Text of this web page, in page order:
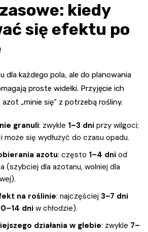
kiedy
się efektu po
dla każdego pola, ale do planowania
proste widełki. Przyjęcie ich
„minie się” z potrzebą rośliny.
granuli: zwykle 1–3 dni przy wilgoci;
może się wydłużyć do czasu opadu.
azotu: często 1–4 dni od
(szybciej dla azotanu, wolniej dla
na roślinie: najczęściej 3–7 dni
dni w chłodzie).
działania w glebie: zwykle 7–